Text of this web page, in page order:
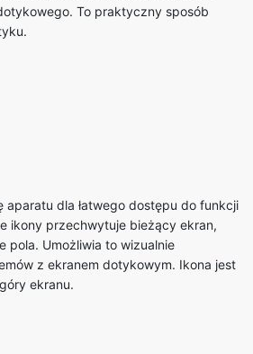
To praktyczny sposób
aparatu dla łatwego dostępu do funkcji
ikony przechwytuje bieżący ekran,
pola. Umożliwia to wizualnie
z ekranem dotykowym. Ikona jest
ekranu.